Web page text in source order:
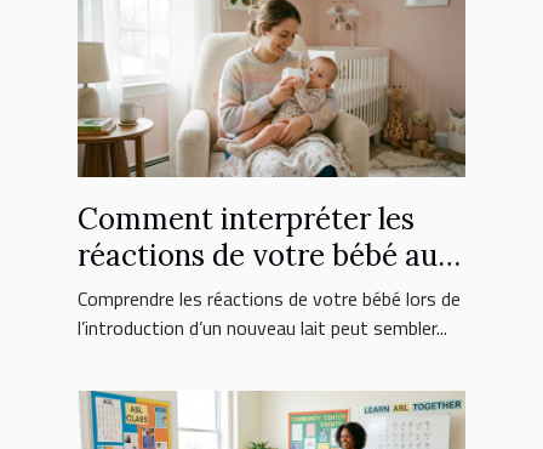
Comment interpréter les
réactions de votre bébé au
nouveau lait ?
Comprendre les réactions de votre bébé lors de
l’introduction d’un nouveau lait peut sembler...